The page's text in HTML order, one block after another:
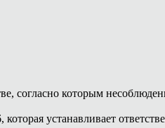
согласно которым
устанавливает